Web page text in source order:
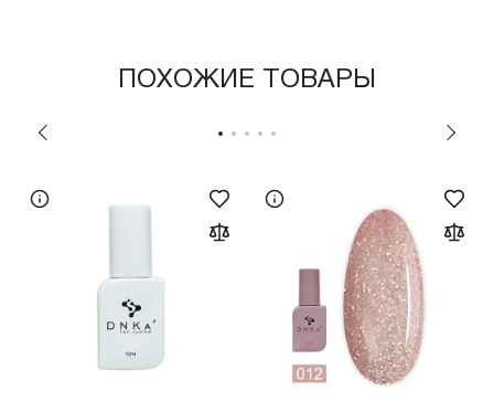
ПОХОЖИЕ ТОВАРЫ